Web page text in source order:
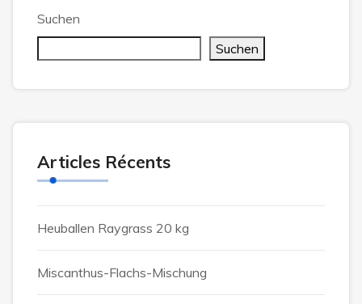
Suchen
Suchen
Articles Récents
Heuballen Raygrass 20 kg
Miscanthus-Flachs-Mischung